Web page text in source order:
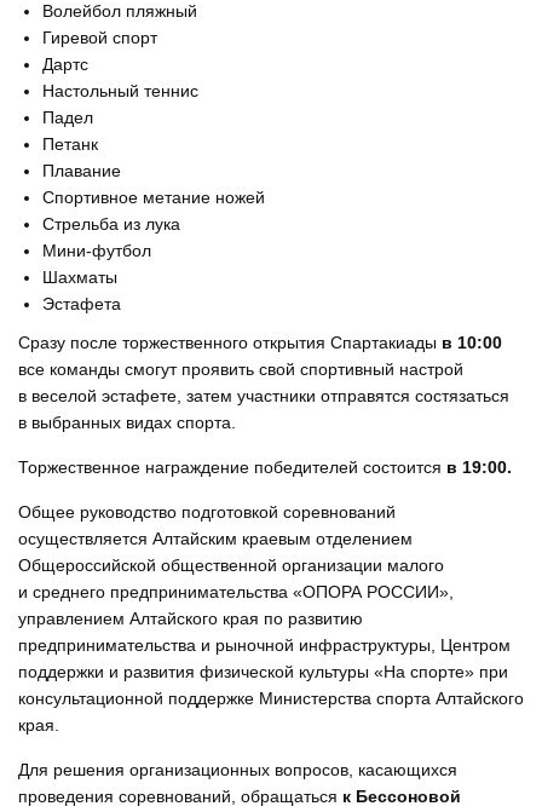
Волейбол пляжный
Гиревой спорт
Дартс
Настольный теннис
Падел
Петанк
Плавание
Спортивное метание ножей
Стрельба из лука
Мини-футбол
Шахматы
Эстафета
Сразу после торжественного открытия Спартакиады в 10:00
все команды смогут проявить свой спортивный настрой
в веселой эстафете, затем участники отправятся состязаться
в выбранных видах спорта.
Торжественное награждение победителей состоится в 19:00.
Общее руководство подготовкой соревнований
осуществляется Алтайским краевым отделением
Общероссийской общественной организации малого
и среднего предпринимательства «ОПОРА РОССИИ»,
управлением Алтайского края по развитию
предпринимательства и рыночной инфраструктуры, Центром
поддержки и развития физической культуры «На спорте» при
консультационной поддержке Министерства спорта Алтайского
края.
Для решения организационных вопросов, касающихся
проведения соревнований, обращаться к Бессоновой